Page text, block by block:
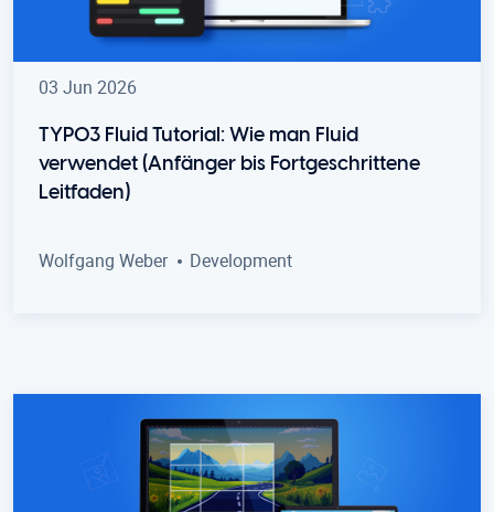
03 Jun 2026
TYPO3 Fluid Tutorial: Wie man Fluid
verwendet (Anfänger bis Fortgeschrittene
Leitfaden)
Wolfgang Weber Development